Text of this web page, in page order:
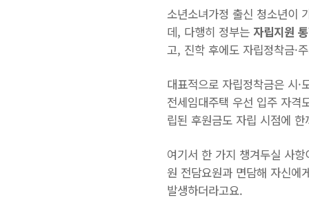
소년소녀가정 출신 청소년이
데, 다행히 정부는 자립지원
고, 진학 후에도 자립정착금·
대표적으로 자립정착금은 시
전세임대주택 우선 입주 자격
립된 후원금도 자립 시점에
여기서 한 가지 챙겨두실 사
원 전담요원과 면담해 자신에
발생하더라고요.